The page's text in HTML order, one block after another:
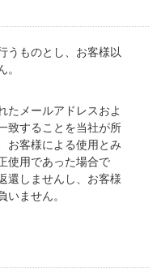
うものとし、お客様以
たメールアドレスおよ
致することを当社が所
お客様による使用とみ
使用であった場合で
還しませんし、お客様
ません。